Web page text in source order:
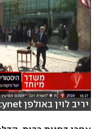
יריב לוין באולפן ynet: "הסכם רע"